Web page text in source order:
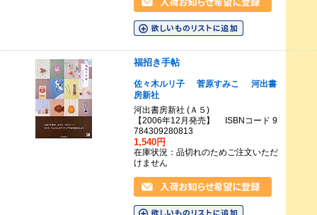
福招き手帖
佐々木ルリ子 菅原すみこ
河出書
房新社
河出書房新社 (Ａ５)
【2006年12月発売】 ISBNコード 9
784309280813
1,540円
在庫状況：品切れのためご注文いただ
けません